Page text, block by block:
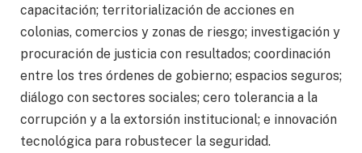
capacitación; territorialización de acciones en
colonias, comercios y zonas de riesgo; investigación y
procuración de justicia con resultados; coordinación
entre los tres órdenes de gobierno; espacios seguros;
diálogo con sectores sociales; cero tolerancia a la
corrupción y a la extorsión institucional; e innovación
tecnológica para robustecer la seguridad.